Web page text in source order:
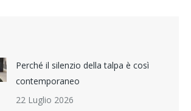
Perché il silenzio della talpa è così
contemporaneo
22 Luglio 2026